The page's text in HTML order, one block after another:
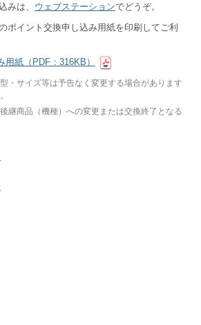
みは、 ウェブステーションでどうぞ。
ポイント交換申し込み用紙を印刷してご利
紙（PDF：316KB）
・サイズ等は予告なく変更する場合があります
継商品（機種）への変更または交換終了となる